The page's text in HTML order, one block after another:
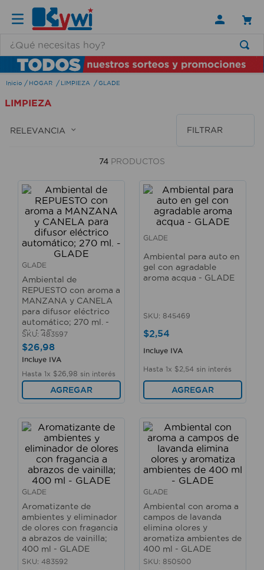
HOGAR LIMPIEZA GLADE
LIMPIEZA
RELEVANCIA FILTRAR
74 PRODUCTOS
GLADE
Ambiental de
REPUESTO con aroma a
MANZANA y CANELA
para difusor eléctrico
automático; 270 ml. -
GLADE
SKU: 483597
$26,98
Incluye IVA
Hasta 1x $26 98 sin interés
AGREGAR
GLADE
Ambiental para auto en
gel con agradable
aroma acqua - GLADE
SKU: 845469
$2,54
Incluye IVA
Hasta 1x $2 54 sin interés
AGREGAR
GLADE
Aromatizante de
ambientes y eliminador
de olores con fragancia
a abrazos de vainilla;
400 ml - GLADE
SKU: 483592
GLADE
Ambiental con aroma a
campos de lavanda
elimina olores y
aromatiza ambientes de
400 ml - GLADE
SKU: 850500
TÉRMINOS MÁS BUSCADOS
1.
lamparas
2.
ducha
3.
silla
escritorio
cerradura
aspiradora
lavamanos